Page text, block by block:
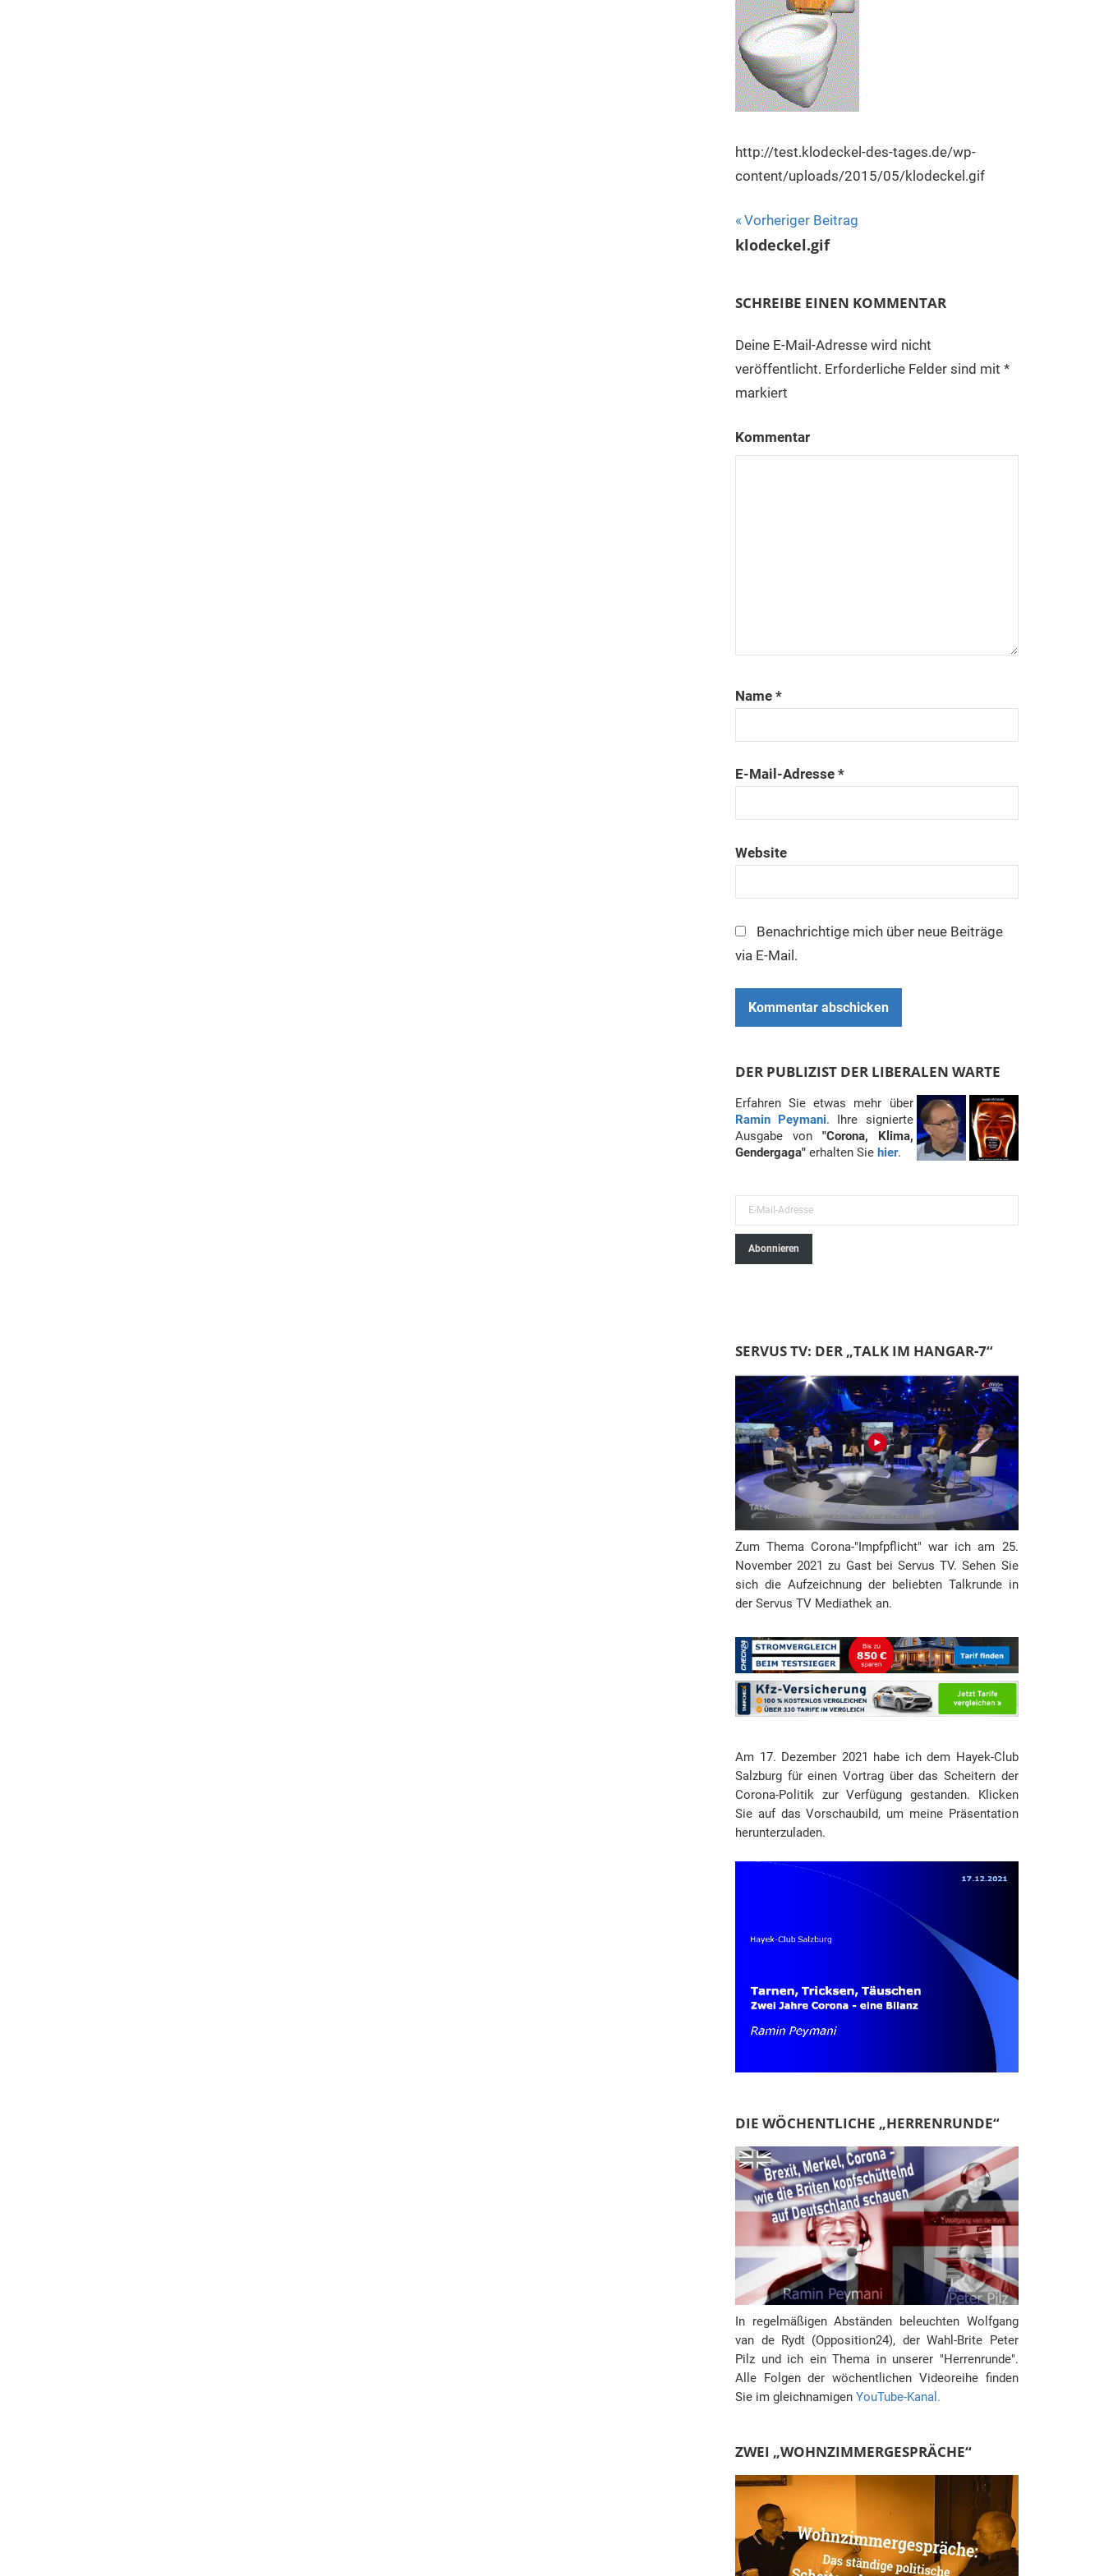
http://test.klodeckel-des-tages.de/wp-
content/uploads/2015/05/klodeckel.gif
Beitragsnavigation
Vorheriger Beitrag
klodeckel.gif
SCHREIBE EINEN KOMMENTAR
Deine E-Mail-Adresse wird nicht
veröffentlicht. Erforderliche Felder sind mit*
markiert
Kommentar
Name*
E-Mail-Adresse*
Website
Benachrichtige mich über neue Beiträge
via E-Mail.
DER PUBLIZIST DER LIBERALEN WARTE
Erfahren Sie etwas mehr über
Ramin Peymani. Ihre signierte
Ausgabe von "Corona, Klima,
Gendergaga" erhalten Siehier.
-
-
A
d
r
e
s
Abonnieren
SERVUS TV: DER „TALK IM HANGAR-7“
Zum Thema Corona-"Impfpflicht" war ich am 25.
November 2021 zu Gast bei Servus TV. Sehen Sie
sich die Aufzeichnung der beliebten Talkrunde in
der Servus TV Mediathek an.
Am 17. Dezember 2021 habe ich dem Hayek-Club
Salzburg für einen Vortrag über das Scheitern der
Corona-Politik zur Verfügung gestanden. Klicken
Sie auf das Vorschaubild, um meine Präsentation
herunterzuladen.
DIE WÖCHENTLICHE „HERRENRUNDE“
In regelmäßigen Abständen beleuchten Wolfgang
van de Rydt (Opposition24), der Wahl-Brite Peter
Pilz und ich ein Thema in unserer "Herrenrunde".
Alle Folgen der wöchentlichen Videoreihe finden
Sie im gleichnamigenYouTube-Kanal.
ZWEI „WOHNZIMMERGESPRÄCHE“